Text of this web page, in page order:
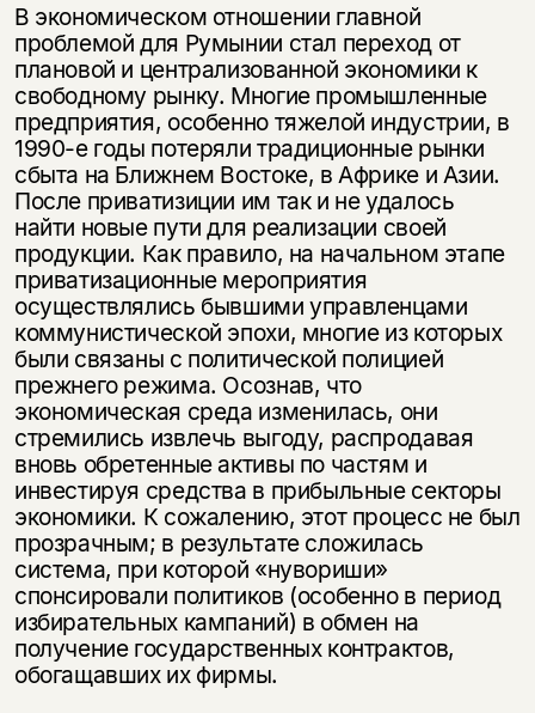
В экономическом отношении главной
проблемой для Румынии стал переход от
плановой и централизованной экономики к
свободному рынку. Многие промышленные
предприятия, особенно тяжелой индустрии, в
1990-е годы потеряли традиционные рынки
сбыта на Ближнем Востоке, в Африке и Азии.
После приватизиции им так и не удалось
найти новые пути для реализации своей
продукции. Как правило, на начальном этапе
приватизационные мероприятия
осуществлялись бывшими управленцами
коммунистической эпохи, многие из которых
были связаны с политической полицией
прежнего режима. Осознав, что
экономическая среда изменилась, они
стремились извлечь выгоду, распродавая
вновь обретенные активы по частям и
инвестируя средства в прибыльные секторы
экономики. К сожалению, этот процесс не был
прозрачным; в результате сложилась
система, при которой «нувориши»
спонсировали политиков (особенно в период
избирательных кампаний) в обмен на
получение государственных контрактов,
обогащавших их фирмы.